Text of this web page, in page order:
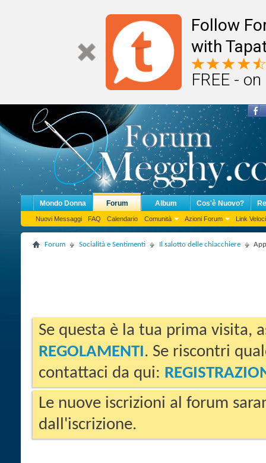
Follow
with
FREE -
Mondo Donna Forum
Nuovi Messaggi FAQ Calendario Comunità Azioni Forum Link Veloci
Album Cos'è Nuovo?
Forum Socialità e Sentimenti Il salotto delle chiacchiere
Se questa è la tua prima visita,
REGOLAMENTI. Se riscontri
contattaci da qui:
Le nuove iscrizioni al forum
dall'iscrizione.